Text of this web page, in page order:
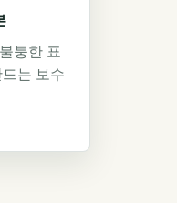
퉁한 표
는 보수